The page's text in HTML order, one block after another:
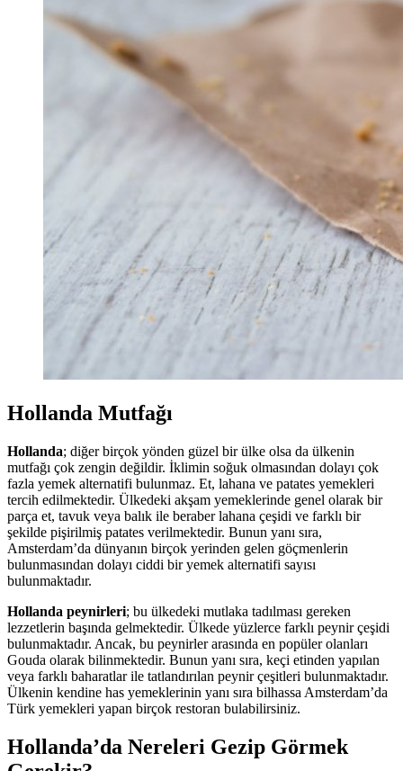
Hollanda Mutfağı
Hollanda; diğer birçok yönden güzel bir ülke olsa da ülkenin
mutfağı çok zengin değildir. İklimin soğuk olmasından dolayı çok
fazla yemek alternatifi bulunmaz. Et, lahana ve patates yemekleri
tercih edilmektedir. Ülkedeki akşam yemeklerinde genel olarak bir
parça et, tavuk veya balık ile beraber lahana çeşidi ve farklı bir
şekilde pişirilmiş patates verilmektedir. Bunun yanı sıra,
Amsterdam’da dünyanın birçok yerinden gelen göçmenlerin
bulunmasından dolayı ciddi bir yemek alternatifi sayısı
bulunmaktadır.
Hollanda peynirleri; bu ülkedeki mutlaka tadılması gereken
lezzetlerin başında gelmektedir. Ülkede yüzlerce farklı peynir çeşidi
bulunmaktadır. Ancak, bu peynirler arasında en popüler olanları
Gouda olarak bilinmektedir. Bunun yanı sıra, keçi etinden yapılan
veya farklı baharatlar ile tatlandırılan peynir çeşitleri bulunmaktadır.
Ülkenin kendine has yemeklerinin yanı sıra bilhassa Amsterdam’da
Türk yemekleri yapan birçok restoran bulabilirsiniz.
Hollanda’da Nereleri Gezip Görmek